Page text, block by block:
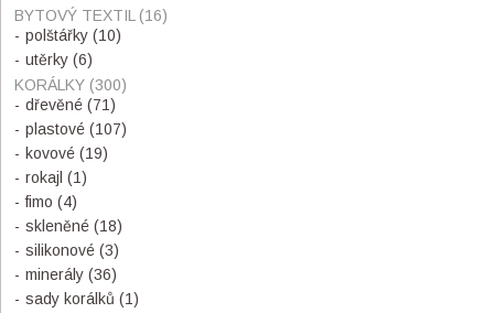
BYTOVÝ TEXTIL (16)
polštářky (10)
utěrky (6)
KORÁLKY (300)
dřevěné (71)
plastové (107)
kovové (19)
rokajl (1)
fimo (4)
skleněné (18)
silikonové (3)
minerály (36)
sady korálků (1)